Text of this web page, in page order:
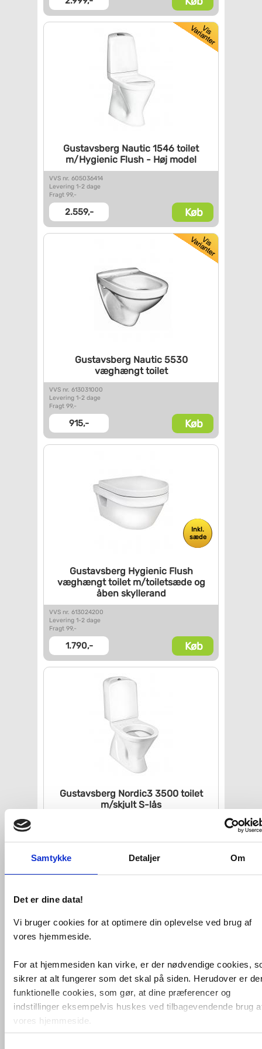
Samtykke Detaljer Om
Det er dine data!
Vi bruger cookies for at optimere din oplevelse ved brug af
vores hjemmeside.
For at hjemmesiden kan virke, er der nødvendige cookies,
sikrer at alt fungerer som det skal på siden. Herudover er
funktionelle cookies, som gør, at dine præferencer og
indstillinger eksempelvis huskes ved tilbagevendende brug
vores hjemmeside.
Gustavsberg Nautic 1546 toilet
m/Hygienic Flush - Høj model
VVS nr. 605036414
Levering 1-2 dage
Fragt 99,-
2.559,- Køb
Gustavsberg Nautic 5530
væghængt toilet
VVS nr. 613031000
Levering 1-2 dage
Fragt 99,-
915,- Køb
Inkl.
sæde
Gustavsberg Hygienic Flush
væghængt toilet m/toiletsædeog
åben skyllerand
VVS nr. 613024200
Levering 1-2 dage
Fragt 99,-
1.790,- Køb
Gustavsberg Nordic3 3500toilet
m/skjult S-lås
1.949,-
Gustavsberg Nautic 1500 toilet
VVS nr. 604116414